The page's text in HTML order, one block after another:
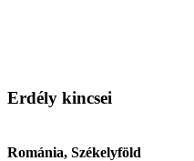
Erdély kincsei
Románia, Székelyföld